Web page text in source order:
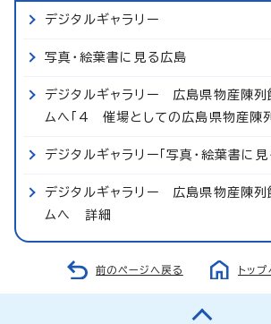
デジタルギャラリー
写真・絵葉書に見る広島
デジタルギャラリー 広島県物産陳列
ムへ「4 催場としての広島県物産陳
デジタルギャラリー「写真・絵葉書に見
デジタルギャラリー 広島県物産陳列
ムへ 詳細
前のページへ戻る トッ